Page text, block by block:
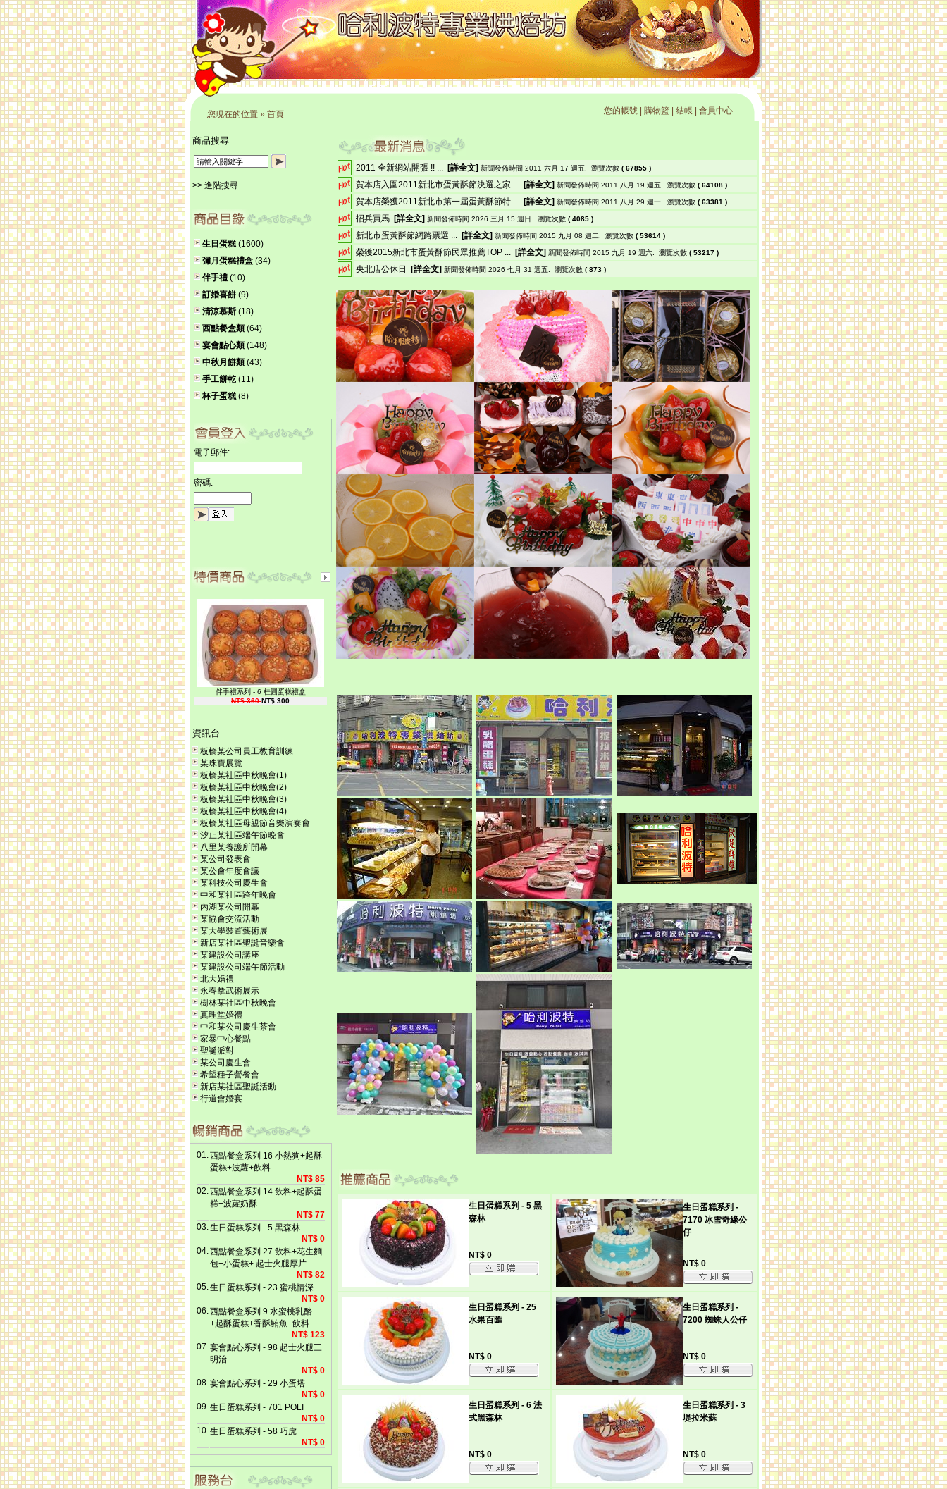
您現在的位置» 首頁 您的帳號| 購物籃| 結帳 | 會員中心
商品搜尋
>> 進階搜尋
生日蛋糕(1600)
彌月蛋糕禮盒(34)
伴手禮(10)
訂婚喜餅(9)
清涼慕斯(18)
西點餐盒類(64)
宴會點心類(148)
中秋月餅類(43)
手工餅乾(11)
杯子蛋糕(8)
電子郵件:
密碼:
伴手禮系列 - 6 桂圓蛋糕禮盒
NT$ 360NT$ 300
資訊台
板橋某公司員工教育訓練
某珠寶展覽
板橋某社區中秋晚會(1)
板橋某社區中秋晚會(2)
板橋某社區中秋晚會(3)
板橋某社區中秋晚會(4)
板橋某社區母親節音樂演奏會
汐止某社區端午節晚會
八里某養護所開幕
某公司發表會
某公會年度會議
某科技公司慶生會
中和某社區跨年晚會
內湖某公司開幕
某協會交流活動
某大學裝置藝術展
新店某社區聖誕音樂會
某建設公司講座
某建設公司端午節活動
北大婚禮
永春拳武術展示
樹林某社區中秋晚會
真理堂婚禮
中和某公司慶生茶會
家暴中心餐點
聖誕派對
某公司慶生會
希望種子營餐會
新店某社區聖誕活動
行道會婚宴
01.西點餐盒系列 16 小熱狗+起酥
蛋糕+波蘿+飲料
NT$ 85
02.西點餐盒系列 14 飲料+起酥蛋
糕+波蘿奶酥
NT$ 77
03.生日蛋糕系列 - 5 黑森林
NT$ 0
04.西點餐盒系列 27 飲料+花生麵
包+小蛋糕+ 起士火腿厚片
NT$ 82
05.生日蛋糕系列 - 23 蜜桃情深
NT$ 0
06.西點餐盒系列 9 水蜜桃乳酪
+起酥蛋糕+香酥鮪魚+飲料
NT$ 123
07.宴會點心系列 - 98 起士火腿三
明治
NT$ 0
08.宴會點心系列 - 29 小蛋塔
NT$ 0
09.生日蛋糕系列 - 701 POLI
NT$ 0
10.生日蛋糕系列 - 58 巧虎
NT$ 0
2011 全新網站開張 !! ... [詳全文] 新聞發佈時間 2011 六月 17 週五. 瀏覽次數 (67855 )
賀本店入圍2011新北市蛋黃酥節決選之家 ... [詳全文] 新聞發佈時間 2011 八月 19 週五. 瀏覽次數 (64108 )
賀本店榮獲2011新北市第一屆蛋黃酥節特 ... [詳全文] 新聞發佈時間 2011 八月 29 週一. 瀏覽次數 (63381 )
招兵買馬 [詳全文] 新聞發佈時間 2026 三月 15 週日. 瀏覽次數 (4085 )
新北市蛋黃酥節網路票選 ... [詳全文] 新聞發佈時間 2015 九月 08 週二. 瀏覽次數 (53614 )
榮獲2015新北市蛋黃酥節民眾推薦TOP ... [詳全文] 新聞發佈時間 2015 九月 19 週六. 瀏覽次數 (53217 )
央北店公休日 [詳全文] 新聞發佈時間 2026 七月 31 週五. 瀏覽次數 (873 )
生日蛋糕系列 - 5 黑
森林
NT$ 0
生日蛋糕系列 -
7170 冰雪奇緣公
仔
NT$ 0
生日蛋糕系列 - 25
水果百匯
NT$ 0
生日蛋糕系列 -
7200 蜘蛛人公仔
NT$ 0
生日蛋糕系列 - 6 法
式黑森林
NT$ 0
生日蛋糕系列 - 3
堤拉米蘇
NT$ 0